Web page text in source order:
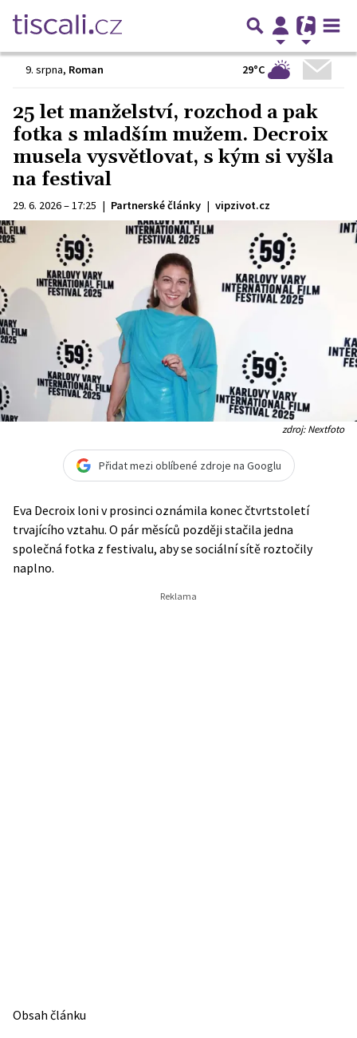
9. srpna, Roman 29°C
25 let manželství, rozchod a pak
fotka s mladším mužem. Decroix
musela vysvětlovat, s kým si vyšla
na festival
29. 6. 2026 – 17:25 | Partnerské články | vipzivot.cz
zdroj: Nextfoto
Přidat mezi oblíbené zdroje na Googlu
Eva Decroix loni v prosinci oznámila konec čtvrtstoletí
trvajícího vztahu. O pár měsíců později stačila jedna
společná fotka z festivalu, aby se sociální sítě roztočily
naplno.
Obsah článku